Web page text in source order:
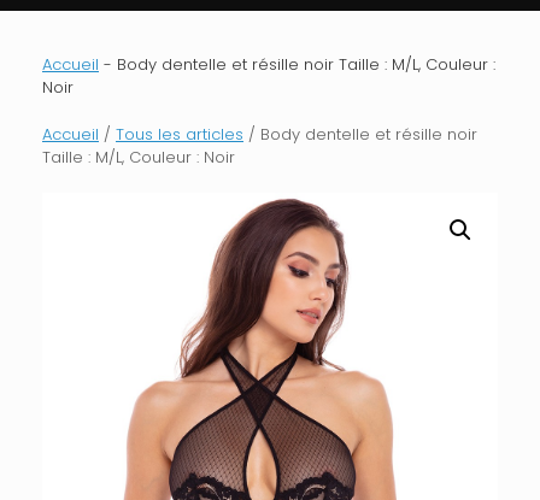
cart
Accueil - Body dentelle et résille noir Taille : M/L, Couleur :
Noir
Accueil / Tous les articles / Body dentelle et résille noir
Taille : M/L, Couleur : Noir